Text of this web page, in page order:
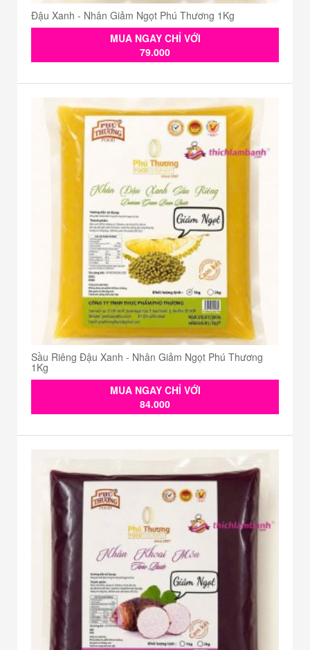
Đậu Xanh - Nhân Giảm Ngọt Phú Thương 1Kg
MUA NGAY CHỈ VỚI
79.000
Sầu Riêng Đậu Xanh - Nhân Giảm Ngọt Phú Thương
1Kg
MUA NGAY CHỈ VỚI
84.000